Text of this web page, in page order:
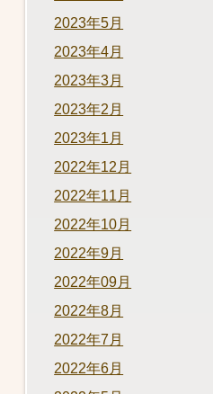
2023年5月
2023年4月
2023年3月
2023年2月
2023年1月
2022年12月
2022年11月
2022年10月
2022年9月
2022年09月
2022年8月
2022年7月
2022年6月